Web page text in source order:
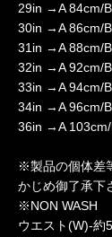
29in →A 84cm/
30in →A 86cm/
31in →A 88cm/
32in →A 92cm/
33in →A 94cm/
34in →A 96cm/
36in →A 103cm/
※製品の個体差
かじめ御了承下
※NON WASH
ウエスト(W)-